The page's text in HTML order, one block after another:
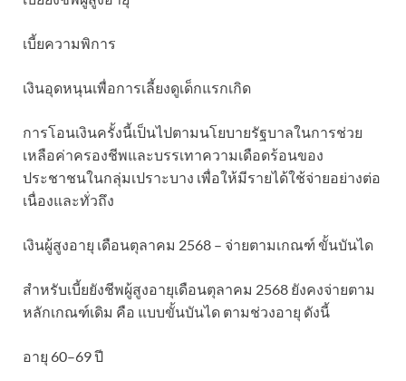
เบี้ยความพิการ
เงินอุดหนุนเพื่อการเลี้ยงดูเด็กแรกเกิด
การโอนเงินครั้งนี้เป็นไปตามนโยบายรัฐบาลในการช่วย
เหลือค่าครองชีพและบรรเทาความเดือดร้อนของ
ประชาชนในกลุ่มเปราะบาง เพื่อให้มีรายได้ใช้จ่ายอย่างต่อ
เนื่องและทั่วถึง
เงินผู้สูงอายุ เดือนตุลาคม 2568 – จ่ายตามเกณฑ์ ขั้นบันได
สำหรับเบี้ยยังชีพผู้สูงอายุเดือนตุลาคม 2568 ยังคงจ่ายตาม
หลักเกณฑ์เดิม คือ แบบขั้นบันได ตามช่วงอายุ ดังนี้
อายุ 60–69 ปี